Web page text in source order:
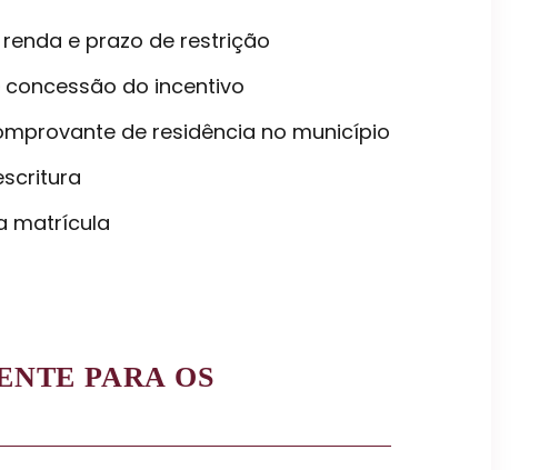
e prazo de restrição
do incentivo
de residência no município
matrícula
PARA OS